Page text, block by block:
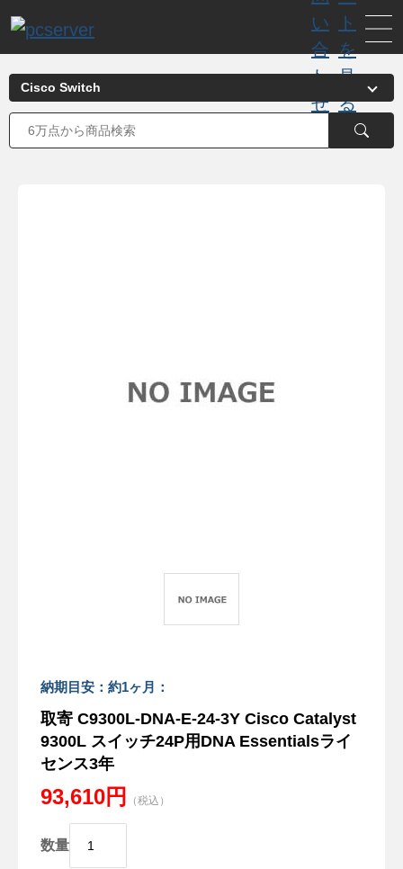
納期目安：約1ヶ月：
取寄 C9300L-DNA-E-24-3Y Cisco Catalyst
9300L スイッチ24P用DNA Essentialsライ
センス3年
93,610円 （税込）
数量